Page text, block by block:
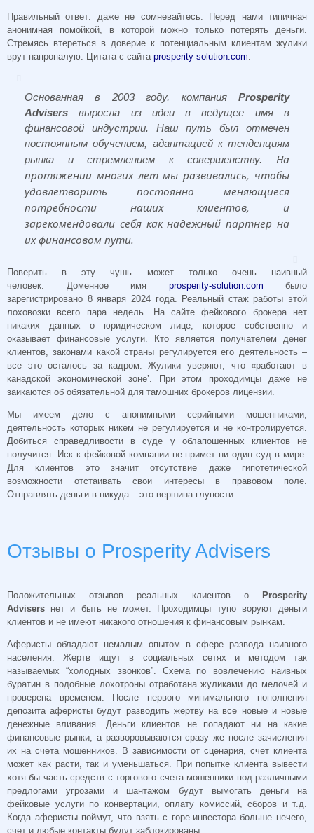
Правильный ответ: даже не сомневайтесь. Перед нами типичная
анонимная помойкой, в которой можно только потерять деньги.
Стремясь втереться в доверие к потенциальным клиентам жулики
врут напропалую. Цитата с сайта prosperity-solution.com:
Основанная в 2003 году, компания Prosperity
Advisers выросла из идеи в ведущее имя в
финансовой индустрии. Наш путь был отмечен
постоянным обучением, адаптацией к тенденциям
рынка и стремлением к совершенству. На
протяжении многих лет мы развивались, чтобы
удовлетворить постоянно меняющиеся
потребности наших клиентов, и
зарекомендовали себя как надежный партнер на
их финансовом пути.
Поверить в эту чушь может только очень наивный
человек. Доменное имя prosperity-solution.com было
зарегистрировано 8 января 2024 года. Реальный стаж работы этой
лоховозки всего пара недель. На сайте фейкового брокера нет
никаких данных о юридическом лице, которое собственно и
оказывает финансовые услуги. Кто является получателем денег
клиентов, законами какой страны регулируется его деятельность –
все это осталось за кадром. Жулики уверяют, что «работают в
канадской экономической зоне’. При этом проходимцы даже не
заикаются об обязательной для тамошних брокеров лицензии.
Мы имеем дело с анонимными серийными мошенниками,
деятельность которых никем не регулируется и не контролируется.
Добиться справедливости в суде у облапошенных клиентов не
получится. Иск к фейковой компании не примет ни один суд в мире.
Для клиентов это значит отсутствие даже гипотетической
возможности отстаивать свои интересы в правовом поле.
Отправлять деньги в никуда – это вершина глупости.
Отзывы о Prosperity Advisers
Положительных отзывов реальных клиентов о
Prosperity
Advisers нет и быть не может. Проходимцы тупо воруют деньги
клиентов и не имеют никакого отношения к финансовым рынкам.
Аферисты обладают немалым опытом в сфере развода наивного
населения. Жертв ищут в социальных сетях и методом так
называемых “холодных звонков”. Схема по вовлечению наивных
буратин в подобные лохотроны отработана жуликами до мелочей и
проверена временем. После первого минимального пополнения
депозита аферисты будут разводить жертву на все новые и новые
денежные вливания. Деньги клиентов не попадают ни на какие
финансовые рынки, а разворовываются сразу же после зачисления
их на счета мошенников. В зависимости от сценария, счет клиента
может как расти, так и уменьшаться. При попытке клиента вывести
хотя бы часть средств с торгового счета мошенники под различными
предлогами угрозами и шантажом будут вымогать деньги на
фейковые услуги по конвертации, оплату комиссий, сборов и т.д.
Когда аферисты поймут, что взять с горе-инвестора больше нечего,
счет и любые контакты будут заблокированы.